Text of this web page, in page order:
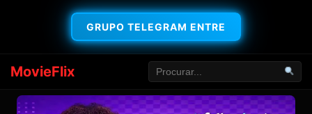
GRUPO TELEGRAM ENTRE
MovieFlix